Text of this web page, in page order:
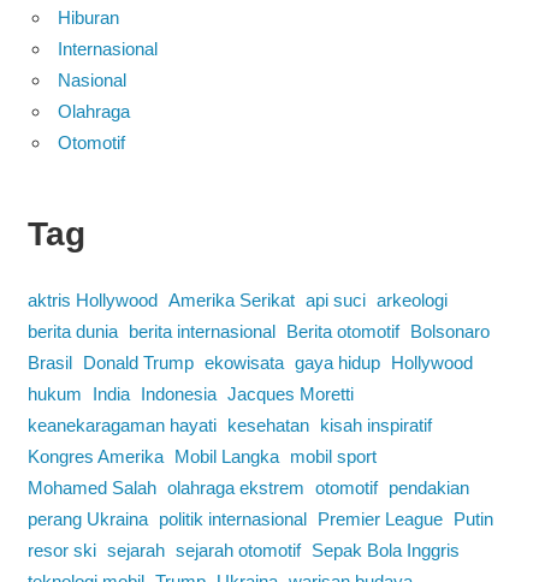
Hiburan
Internasional
Nasional
Olahraga
Otomotif
Tag
aktris Hollywood Amerika Serikat api suci arkeologi
berita dunia
berita internasional Berita otomotif
Bolsonaro
Brasil
Donald Trump ekowisata gaya hidup
Hollywood
hukum
India Indonesia Jacques Moretti
keanekaragaman hayati
kesehatan
kisah inspiratif
Kongres Amerika
Mobil Langka
mobil sport
Mohamed Salah olahraga ekstrem otomotif
pendakian
perang Ukraina
politik internasional Premier League
Putin
resor ski sejarah sejarah otomotif
Sepak Bola Inggris